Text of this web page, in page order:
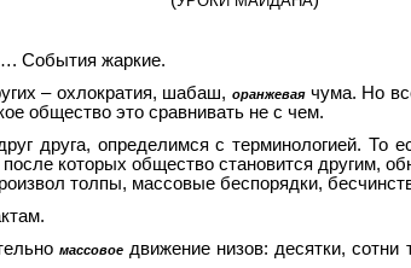
События жаркие.
– охлократия, шабаш, оранжеваячума. Но
общество это сравнивать не с чем.
друга, определимся с терминологией. То
которых общество становится другим,
толпы, массовые беспорядки,
массовое движение низов: десятки,